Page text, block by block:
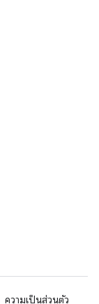
ความเป็นส่วนตัว